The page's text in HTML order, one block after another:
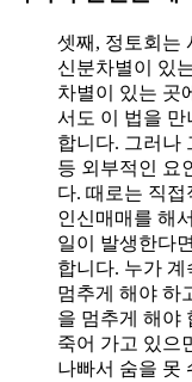
셋째, 정토회는
신분차별이 있
차별이 있는 곳
서도 이 법을
합니다. 그러나
등 외부적인 요
다. 때로는 직
인신매매를 해
일이 발생한다
합니다. 누가
멈추게 해야 하
을 멈추게 해야
죽어 가고 있으
나빠서 숨을 못